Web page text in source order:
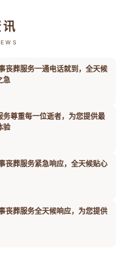
丧葬服务一通电话就到，全天候
急
尊重每一位逝者，为您提供最
验
丧葬服务紧急响应，全天候贴心
丧葬服务全天候响应，为您提供